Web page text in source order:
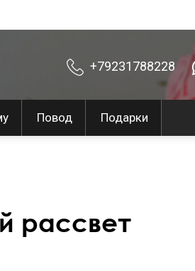
+79231788228
Повод Подарки
рассвет